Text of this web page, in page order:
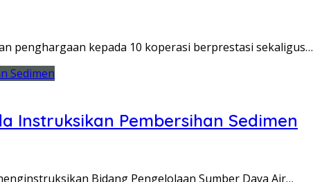
penghargaan kepada 10 koperasi berprestasi sekaligus…
Instruksikan Pembersihan Sedimen
Bidang Pengelolaan Sumber Daya Air…